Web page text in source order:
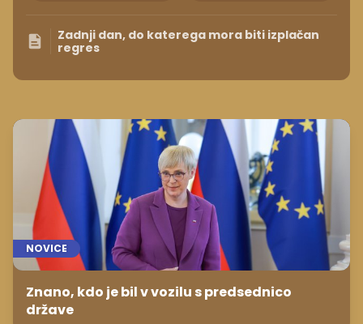
Zadnji dan, do katerega mora biti izplačan
regres
NOVICE
Znano, kdo je bil v vozilu s predsednico
države